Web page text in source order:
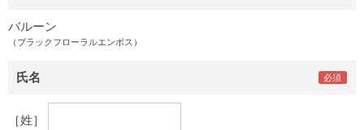
バルーン
（ブラックフローラルエンボス）
氏名
［姓］